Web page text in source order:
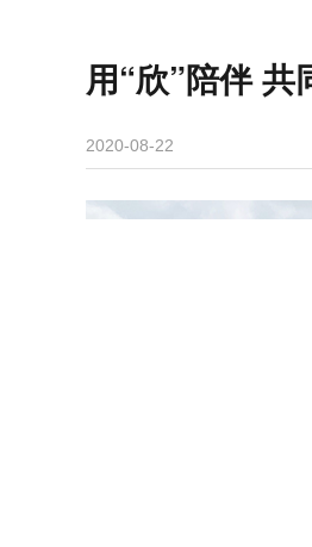
用“欣”陪伴 共
2020-08-22